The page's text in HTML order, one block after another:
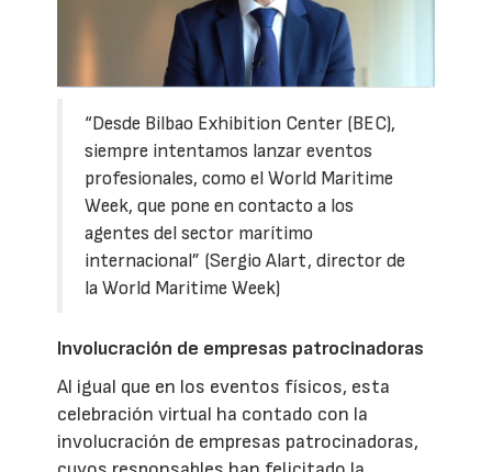
“Desde Bilbao Exhibition Center (BEC),
siempre intentamos lanzar eventos
profesionales, como el World Maritime
Week, que pone en contacto a los
agentes del sector marítimo
internacional” (Sergio Alart, director de
la World Maritime Week)
Involucración de empresas patrocinadoras
Al igual que en los eventos físicos, esta
celebración virtual ha contado con la
involucración de empresas patrocinadoras,